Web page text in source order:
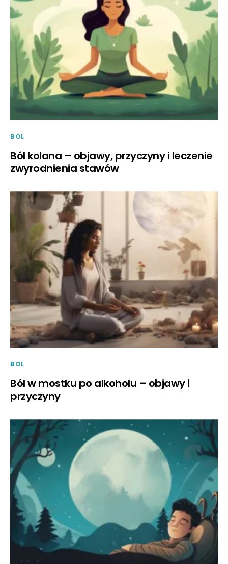
BOL
Ból kolana – objawy, przyczyny i leczenie
zwyrodnienia stawów
BOL
Ból w mostku po alkoholu – objawy i
przyczyny